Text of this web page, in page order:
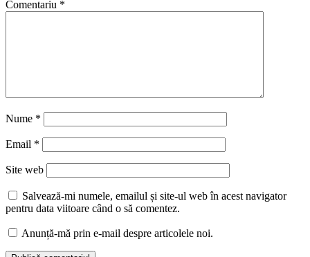
Comentariu *
Nume *
Email *
Site web
Salvează-mi numele, emailul și site-ul web în acest navigator
pentru data viitoare când o să comentez.
Anunță-mă prin e-mail despre articolele noi.